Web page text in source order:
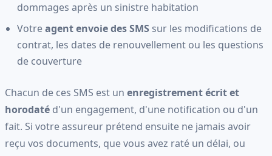
dommages après un sinistre habitation
Votreagent envoie des SMS sur les modifications de
contrat, les dates de renouvellement ou les questions
de couverture
Chacun de ces SMS est un enregistrement écrit et
horodaté d'un engagement, d'une notification ou d'un
fait. Si votre assureur prétend ensuite ne jamais avoir
reçu vos documents, que vous avez raté un délai, ou